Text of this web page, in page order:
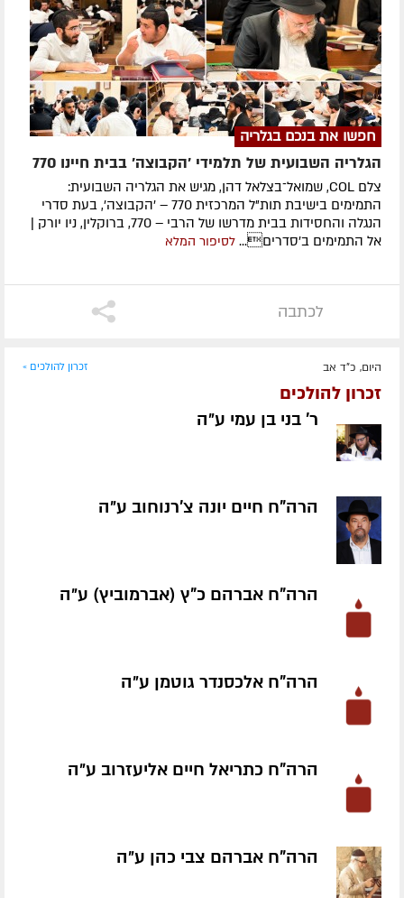
חפשו את בנכם בגלריה
הגלריה השבועית של תלמידי 'הקבוצה' בבית חיינו 770
צלם COL, שמואל־בצלאל דהן, מגיש את הגלריה השבועית:
התמימים בישיבת תות"ל המרכזית 770 – 'הקבוצה', בעת סדרי
הנגלה והחסידות בבית מדרשו של הרבי – 770, ברוקלין, ניו יורק |
אל התמימים ב'סדרים... לסיפור המלא
לכתבה
היום, כ"ד אב זכרון להולכים »
זכרון להולכים
ר' בני בן עמי ע״ה
הרה"ח חיים יונה צ'רנוחוב ע״ה
הרה"ח אברהם כ"ץ (אברמוביץ) ע״ה
הרה"ח אלכסנדר גוטמן ע״ה
הרה"ח כתריאל חיים אליעזרוב ע״ה
הרה"ח אברהם צבי כהן ע״ה